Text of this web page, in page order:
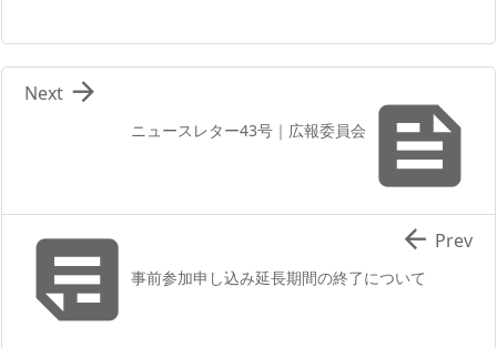

ニュースレター43号｜広報委員会

Next
事前参加申し込み延長期間の終了について
 Prev